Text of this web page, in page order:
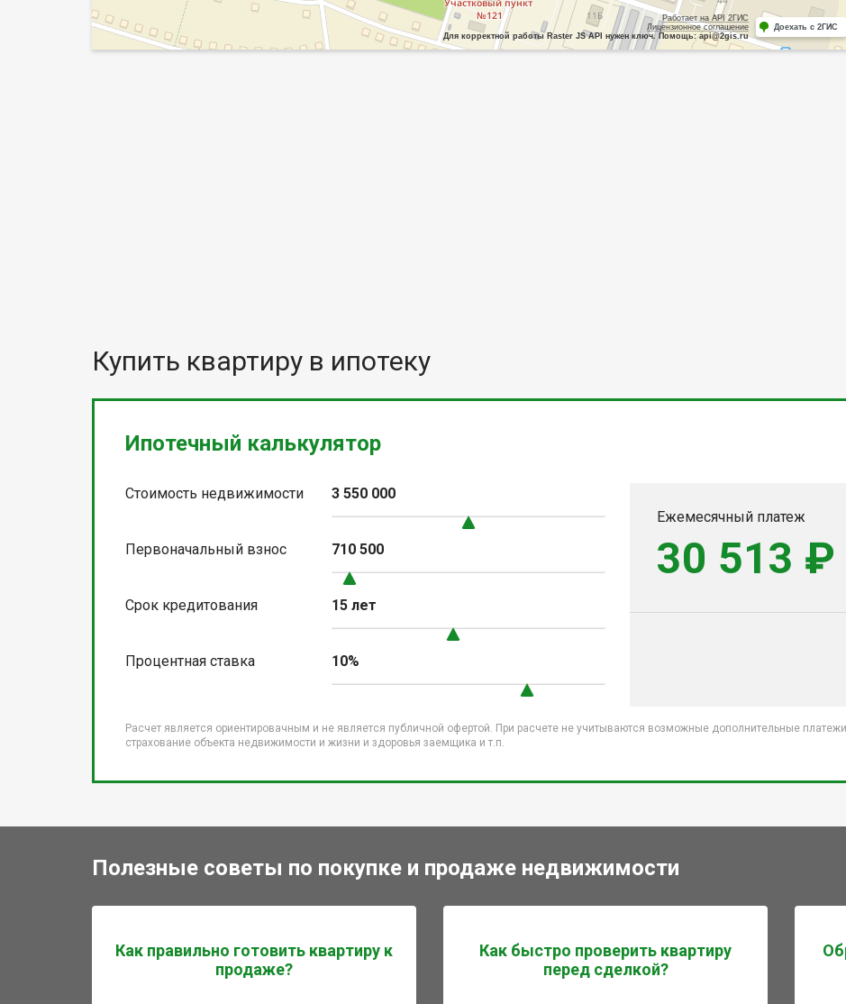
Работает на API 2ГИС
Лицензионное соглашение
Для корректной работы Raster JS API нужен ключ. Помощь: api@2gis.ru
Доехать с 2ГИС
Купить квартиру в ипотеку
Ипотечный калькулятор
Стоимость недвижимости 3 550 000
Первоначальный взнос 710 500
Срок кредитования 15 лет
Процентная ставка 10%
Ежемесячный платеж
30 513 ₽
Расчет является ориентировачным и не является публичной офертой. При расчете не учитываются возможные дополнительные
страхование объекта недвижимости и жизни и здоровья заемщика и т.п.
Полезные советы по покупке и продаже недвижимости
Как правильно готовить квартиру к
продаже?
Как быстро проверить квартиру
перед сделкой?